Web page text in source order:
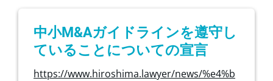
中小M&Aガイドラインを遵守し
ていることについての宣言
https://www.hiroshima.lawyer/news/%e4%b